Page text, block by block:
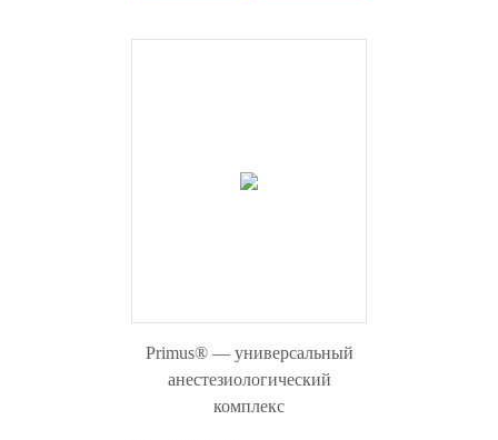
Primus® — универсальный
анестезиологический
комплекс